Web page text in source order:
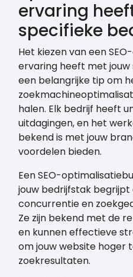
ervaring
specifieke
Het kiezen van een
ervaring heeft met
een belangrijke tip om
halen. Elk bedrijf heeft
uitdagingen, en het
bekend is met jouw
voordelen bieden.
Een SEO-
jouw bedrijfstak
concurrentie en
Ze zijn bekend met de
en kunnen effectieve
om jouw website hoger
zoekresultaten.